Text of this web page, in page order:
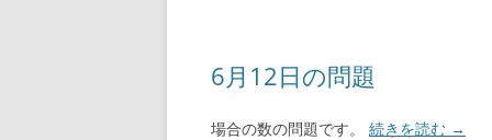
6月12日の問題
場合の数の問題です。 続きを読む →